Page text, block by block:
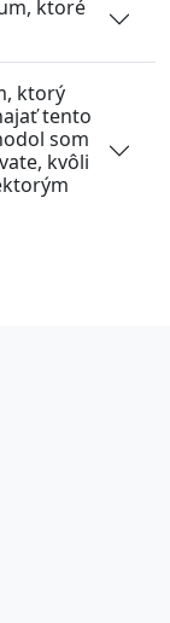
ktoré
ktorý
tento
som
kvôli